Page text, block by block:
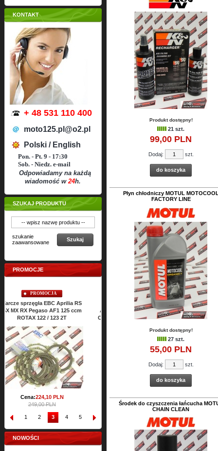
KONTAKT
+ 48 531 110 400
moto125.pl@o2.pl
Polski / English
Pon. - Pt. 9 - 17:30
Sob. - Niedz. e-mail
Odpowiadamy na każdą
wiadomość w24h.
SZUKAJ PRODUKTU
szukanie
zaawansowane
Szukaj
PROMOCJE
PROMOCJA
Uszczelki cylindra TOP-END
ATHENA Aprilia RS SX MX RX
Classic 125 ccm ROTAX 122 2T
Cena:64,47PLN
71,65 PLN
PROMOCJA
Uszczelki silnika ATHENA Aprilia
RS SX MX RX Classic 125 ccm
ROTAX 122 2T
175,27 PLN
1 2 3 4 5 6 10
NOWOŚCI
Produkt dostępny!
21 szt.
99,00 PLN
Dodaj: szt.
do koszyka
Płyn chłodniczy MOTUL
FACTORY LINE
Produkt dostępny!
27 szt.
55,00 PLN
Dodaj: szt.
do koszyka
Środek do czyszczenia łańcucha
CHAIN CLEAN